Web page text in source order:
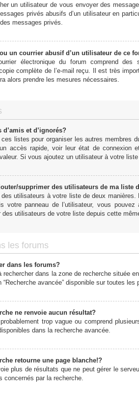
un utilisateur de vous envoyer des
privés abusifs d’un utilisateur en
messages privés.
un courrier abusif d’un utilisateur de ce
électronique du forum comprend
complète de l’e-mail reçu. Il est très
alors prendre les mesures nécessaires.
et d’ignorés?
listes pour organiser les autres membres
accès rapide, voir leur état de connexion
Si vous ajoutez un utilisateur à votre
supprimer des utilisateurs de ma liste
utilisateurs à votre liste de deux
votre panneau de l’utilisateur, vous
des utilisateurs de votre liste depuis cette
les forums
dans les forums?
rechercher dans la zone de recherche située
avancée” disponible sur toutes
ne renvoie aucun résultat?
trop vague ou comprend
dans la recherche avancée.
retourne une page blanche!?
plus de résultats que ne peut gérer le
concernés par la recherche.